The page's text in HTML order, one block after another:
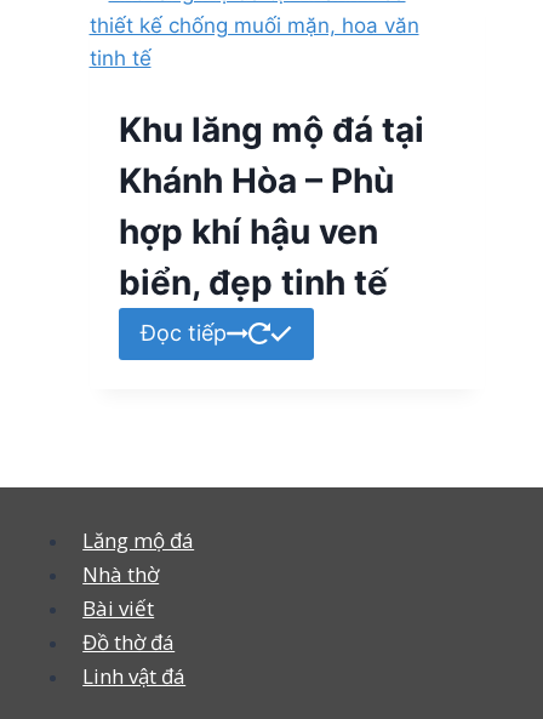
Khu lăng mộ đá tại
Khánh Hòa – Phù
hợp khí hậu ven
biển, đẹp tinh tế
Đọc tiếp
Lăng mộ đá
Nhà thờ
Bài viết
Đồ thờ đá
Linh vật đá